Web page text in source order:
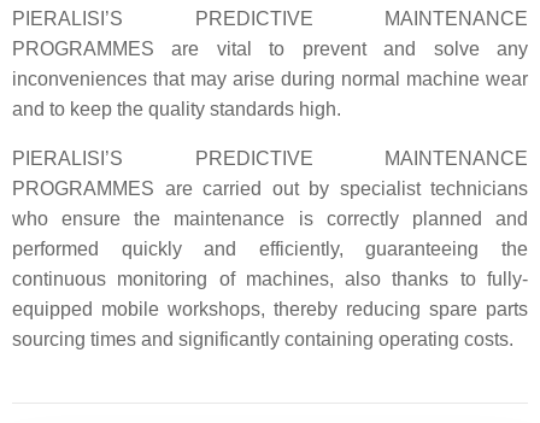
PIERALISI’S PREDICTIVE MAINTENANCE
PROGRAMMES are vital to prevent and solve any
inconveniences that may arise during normal machine wear
and to keep the quality standards high.
PIERALISI’S PREDICTIVE MAINTENANCE
PROGRAMMES are carried out by specialist technicians
who ensure the maintenance is correctly planned and
performed quickly and efficiently, guaranteeing the
continuous monitoring of machines, also thanks to fully-
equipped mobile workshops, thereby reducing spare parts
sourcing times and significantly containing operating costs.